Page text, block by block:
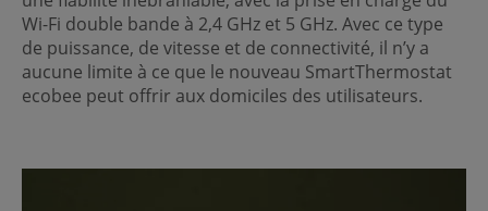
Wi-Fi double bande à 2,4 GHz et 5 GHz. Avec ce type
de puissance, de vitesse et de connectivité, il n’y a
aucune limite à ce que le nouveau SmartThermostat
ecobee peut offrir aux domiciles des utilisateurs.